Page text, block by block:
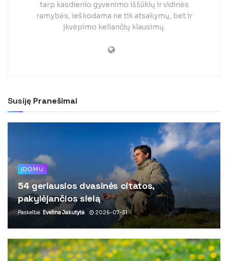
tarp kasdienio gyvenimo iššūkių ir vidinės
ramybės, ieškodama ne tik atsakymų, bet ir
įkvėpimo keliančių klausimų.
Susiję Pranešimai
ĮDOMU
54 geriausios dvasinės citatos,
pakylėjančios sielą
Paskelbė Evelina Jakutytė 2026-07-31